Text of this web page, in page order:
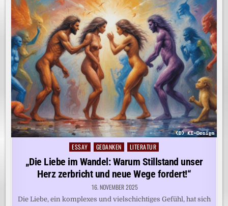
Posted
in
ESSAY GEDANKEN LITERATUR
„Die Liebe im Wandel: Warum Stillstand unser
Herz zerbricht und neue Wege fordert!“
16. NOVEMBER 2025
Die Liebe, ein komplexes und vielschichtiges Gefühl, hat sich